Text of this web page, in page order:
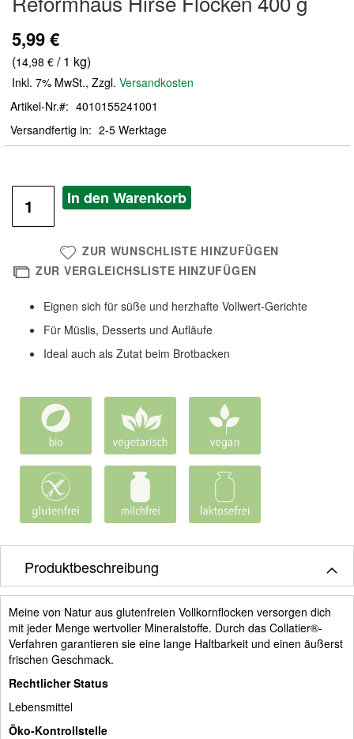
der
Bildergalerie
springen
5,99 €
(14,98 € / 1 kg)
Inkl. 7% MwSt., Zzgl. Versandkosten
Artikel-Nr.
4010155241001
Versandfertig in
2-5 Werktage
In den Warenkorb
ZUR WUNSCHLISTE HINZUFÜGEN
ZUR VERGLEICHSLISTE HINZUFÜGEN
Eignen sich für süße und herzhafte Vollwert-Gerichte
Für Müslis, Desserts und Aufläufe
Ideal auch als Zutat beim Brotbacken
Produktbeschreibung
Meine von Natur aus glutenfreien Vollkornflocken versorgen dich
mit jeder Menge wertvoller Mineralstoffe. Durch das Collatier®-
Verfahren garantieren sie eine lange Haltbarkeit und einen äußerst
frischen Geschmack.
Rechtlicher Status
Lebensmittel
Öko-Kontrollstelle